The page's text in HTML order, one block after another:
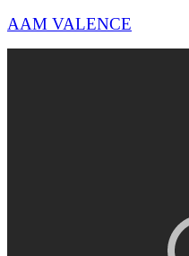
AAM VALENCE